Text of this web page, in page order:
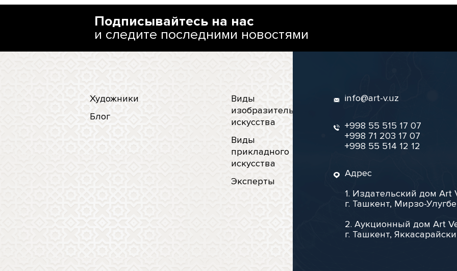
Подписывайтесь на нас
и следите последними новостями
Художники
Блог
Виды
изобразительного
искусства
Виды
прикладного
искусства
Эксперты
info@art-v.uz
+998 55 515 17 07
+998 71 203 17 07
+998 55 514 12 12
Адрес
1. Издательский дом Art
г. Ташкент, Мирзо-
2. Аукционный дом Art
г. Ташкент,